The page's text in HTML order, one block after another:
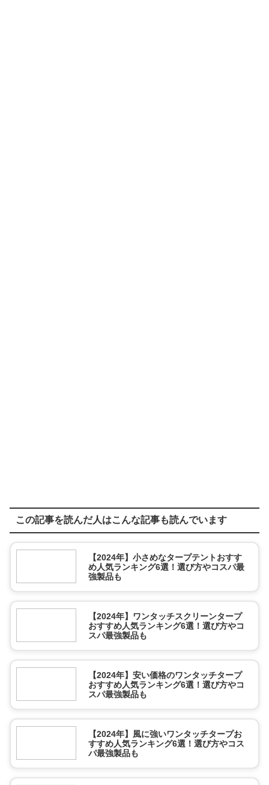
この記事を読んだ人はこんな記事も読んでいます
【2024年】小さめなタープテントおすす
め人気ランキング6選！選び方やコスパ最
強製品も
【2024年】ワンタッチスクリーンタープ
おすすめ人気ランキング6選！選び方やコ
スパ最強製品も
【2024年】安い価格のワンタッチタープ
おすすめ人気ランキング6選！選び方やコ
スパ最強製品も
【2024年】風に強いワンタッチタープお
すすめ人気ランキング6選！選び方やコス
パ最強製品も